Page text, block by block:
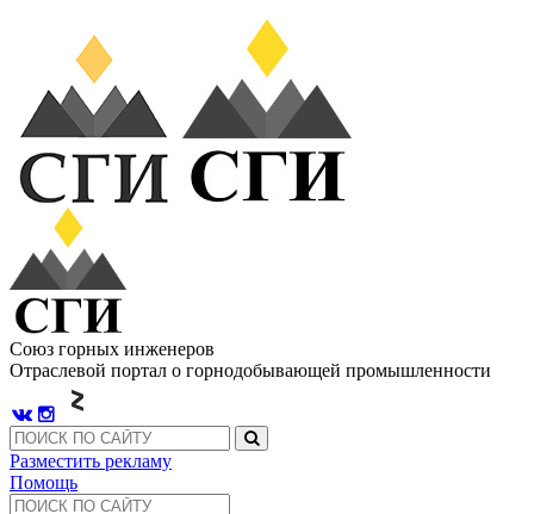
Союз горных инженеров
Отраслевой портал о горнодобывающей промышленности
Разместить рекламу
Помощь